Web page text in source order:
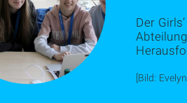
Der
[Bild: